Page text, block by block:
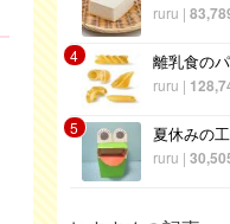
ruru |
4 離乳食の
ruru |
5 夏休みの
ruru |